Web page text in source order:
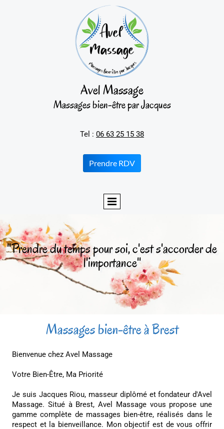
Avel Massage
Massages bien-être par Jacques
Tel : 06 63 25 15 38
Prendre RDV
''Prendre du temps pour soi, c'est s'accorder de
l'importance''
Massages bien-être à Brest
Bienvenue chez Avel Massage
Votre Bien-Être, Ma Priorité
Je suis Jacques Riou, masseur diplômé et fondateur d'Avel
Massage. Situé à Brest, Avel Massage vous propose une
gamme complète de massages bien-être, réalisés dans le
respect et la bienveillance. Mon objectif est de vous offrir